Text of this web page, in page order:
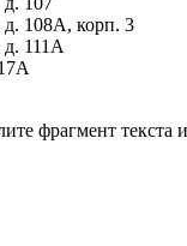
д. 108А, корп. 3
д. 111А
фрагмент текста